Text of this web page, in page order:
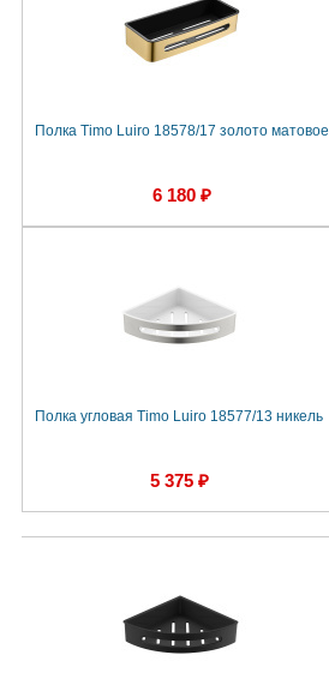
Полка Timo Luiro 18578/17 золото матовое
6 180 ₽
Полка угловая Timo Luiro 18577/13 никель
5 375 ₽